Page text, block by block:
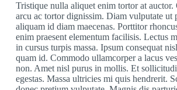
Tristique nulla aliquet enim tortor at auctor.
arcu ac tortor dignissim. Diam vulputate ut
aliquam id diam maecenas. Porttitor
enim praesent elementum facilisis. Lectus
in cursus turpis massa. Ipsum consequat
quam id. Commodo ullamcorper a lacus
non. Amet nisl purus in mollis. Et
egestas. Massa ultricies mi quis hendrerit.